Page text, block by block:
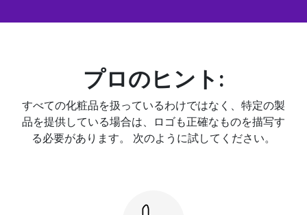
プロのヒント:
すべての化粧品を扱っているわけではなく、特定の製
品を提供している場合は、ロゴも正確なものを描写す
る必要があります。 次のように試してください。